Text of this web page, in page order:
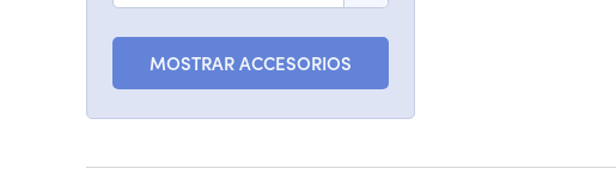
MOSTRAR ACCESORIOS